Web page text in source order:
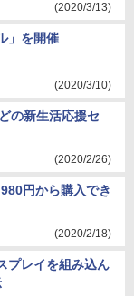
(2020/3/13)
」を開催
(2020/3/10)
の新生活応援セ
(2020/2/26)
円から購入でき
(2020/2/18)
プレイを組み込ん